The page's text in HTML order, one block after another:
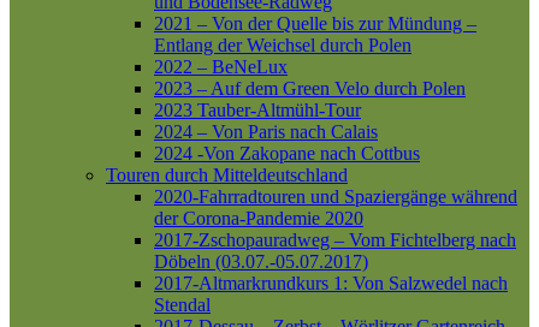
2021 – Von der Quelle bis zur Mündung –
Entlang der Weichsel durch Polen
2022 – BeNeLux
2023 – Auf dem Green Velo durch Polen
2023 Tauber-Altmühl-Tour
2024 – Von Paris nach Calais
2024 -Von Zakopane nach Cottbus
Touren durch Mitteldeutschland
2020-Fahrradtouren und Spaziergänge während
der Corona-Pandemie 2020
2017-Zschopauradweg – Vom Fichtelberg nach
Döbeln (03.07.-05.07.2017)
2017-Altmarkrundkurs 1: Von Salzwedel nach
Stendal